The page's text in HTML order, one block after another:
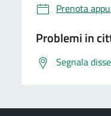
Prenota
Problemi in
Segnala